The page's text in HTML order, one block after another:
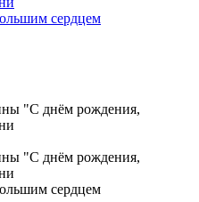
сердцем
сердцем